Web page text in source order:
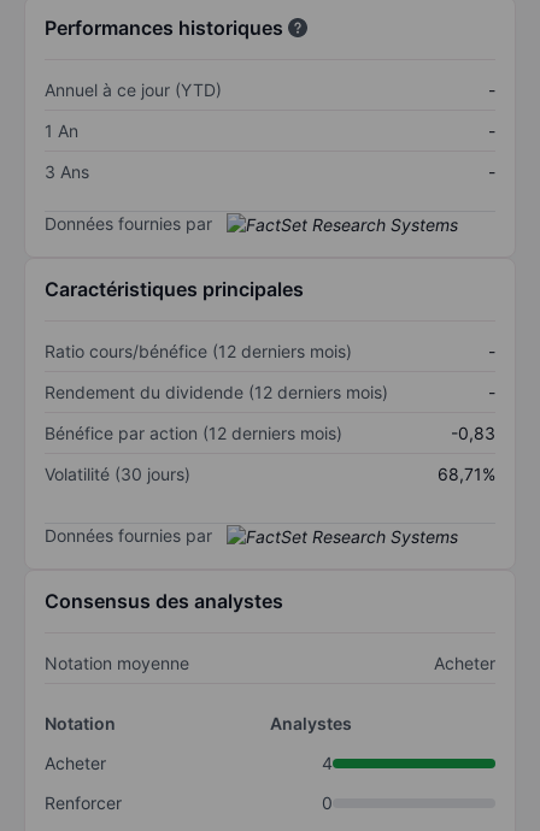
Performances historiques
Annuel à ce jour (YTD)
-
1 An
-
3 Ans
-
Données fournies par
Caractéristiques principales
Ratio cours/bénéfice (12 derniers mois)
-
Rendement du dividende (12 derniers mois)
-
Bénéfice par action (12 derniers mois)
-0,83
Volatilité (30 jours)
68,71%
Données fournies par
Consensus des analystes
Notation moyenne Acheter
Notation
Analystes
Acheter
4
Renforcer
0